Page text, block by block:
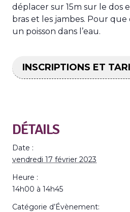
déplacer sur 15m sur le dos
bras et les jambes. Pour
un poisson dans l’eau.
INSCRIPTIONS ET
DÉTAILS
Date :
vendredi 17 février 2023
Heure :
14h00 à 14h45
Catégorie d’Évènement: